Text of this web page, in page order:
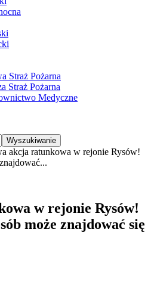
Straż Pożarna
Straż Pożarna
Medyczne
akcja ratunkowa w rejonie Rysów!
w rejonie Rysów!
może znajdować się